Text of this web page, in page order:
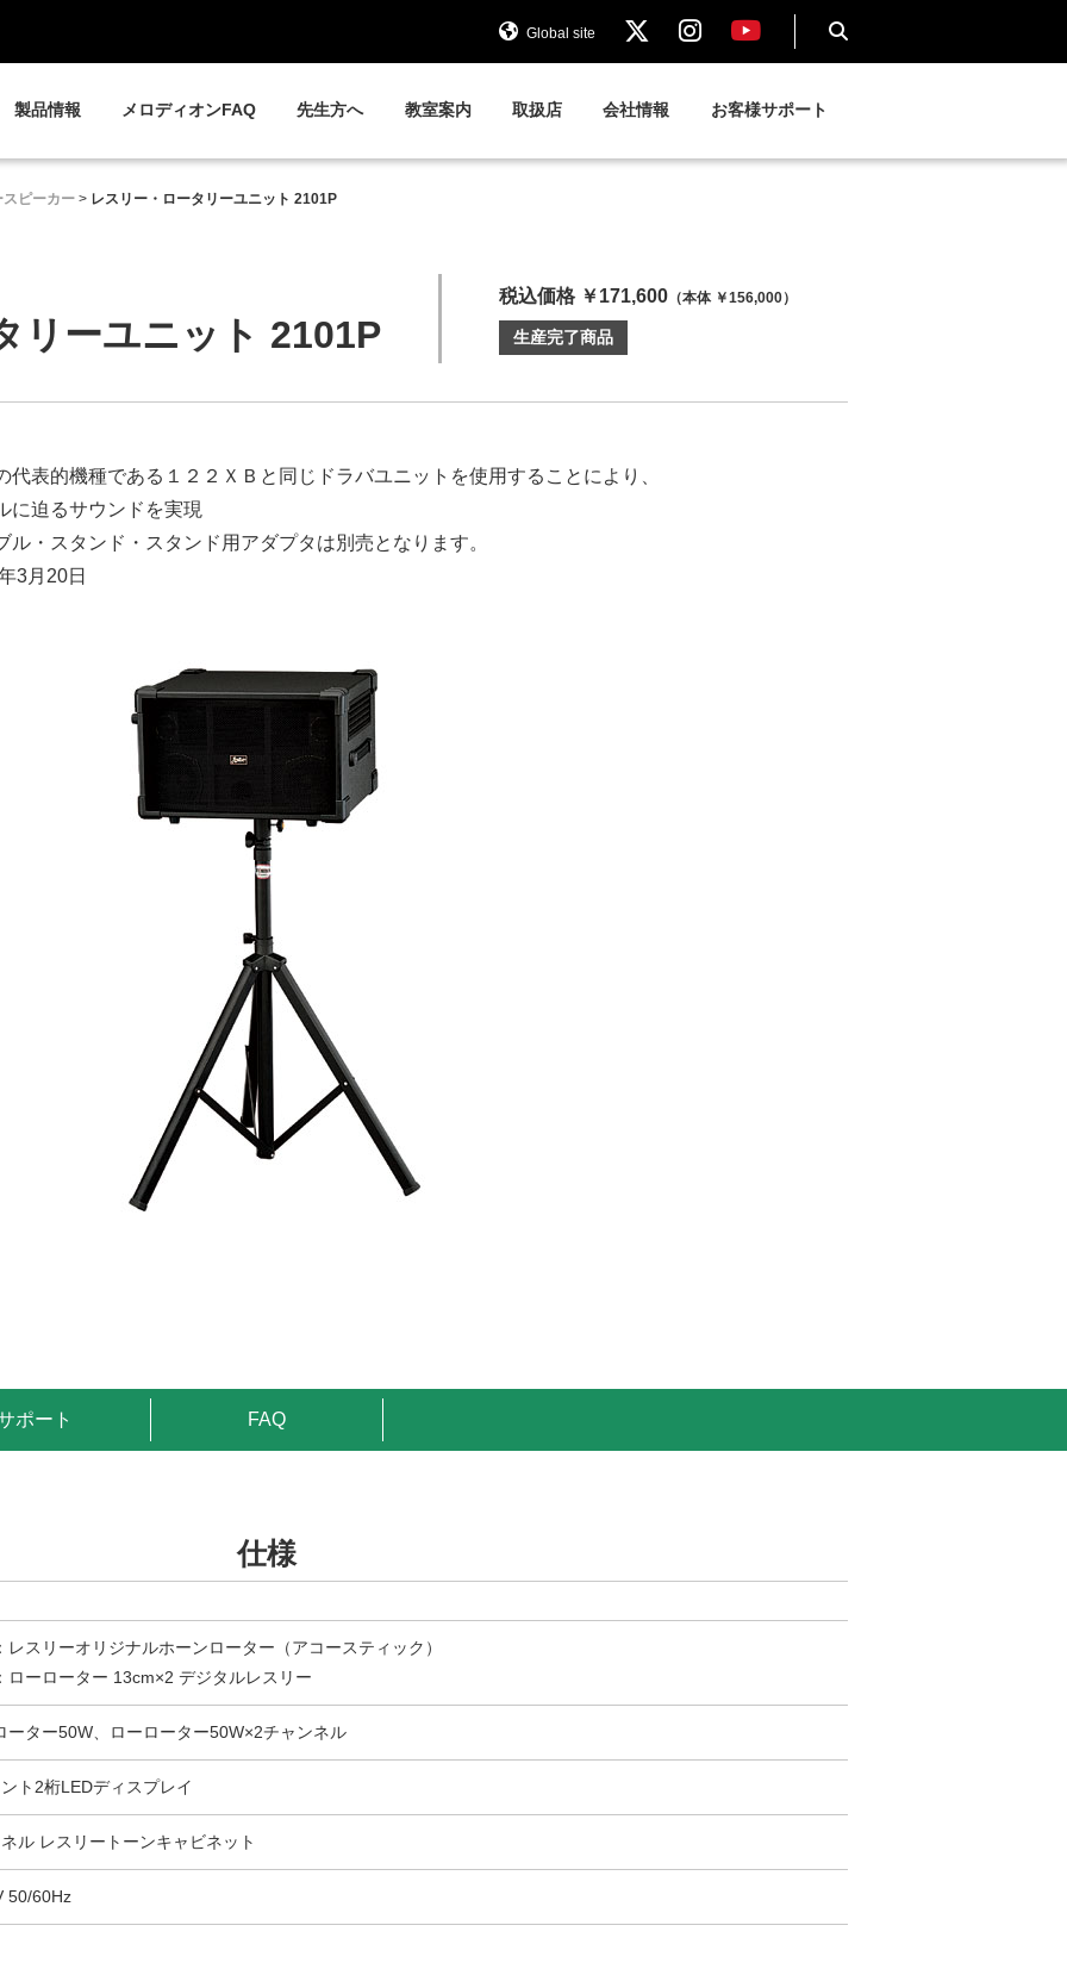
Global site
製品情報 メロディオンFAQ 先生方へ 教室案内 取扱店 会社情報 お客様サポート
スピーカー > レスリー・ロータリーユニット 2101P
リーユニット 2101P
税込価格 ￥171,600 （本体 ￥156,000）
生産完了商品
代表的機種である１２２ＸＢと同じドラバユニットを使用することにより、
に迫るサウンドを実現
・スタンド・スタンド用アダプタは別売となります。
3月20日
ポート FAQ
仕様
レスリーオリジナルホーンローター（アコースティック）
ローローター 13cm×2 デジタルレスリー
ーター50W、ローローター50W×2チャンネル
ト2桁LEDディスプレイ
ル レスリートーンキャビネット
50/60Hz